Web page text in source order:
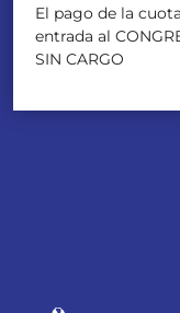
El pago de la
entrada al
SIN CARGO